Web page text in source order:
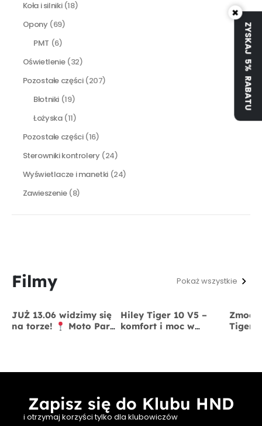
Koła i silniki (18)
Opony (69)
PMT (6)
Oświetlenie (32)
Pozostałe części (207)
Błotniki (19)
Łożyska (11)
Pozostałe części (16)
Sterowniki kontrolery (24)
Wyświetlacze i manetki (24)
Zawieszenie (8)
Filmy Pokaż wszystkie
JUŻ 13.06 widzimy się
na torze!
Moto Park
Hiley Tiger 10 V5 –
komfort i moc w
Tiger
Zapisz się do Klubu HND
i otrzymaj korzyści tylko dla klubowiczów
×
ZYSKAJ 5% RABATU